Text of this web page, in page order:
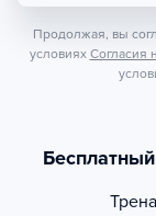
Продолжая, вы
условиях Согласия